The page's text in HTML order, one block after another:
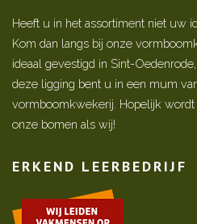
Heeft u in het assortiment niet uw
Kom dan langs bij onze
ideaal gevestigd in Sint-
deze ligging bent u in een mum
vormboomkwekerij. Hopelijk
onze bomen als wij!
ERKEND LEERBEDRIJF